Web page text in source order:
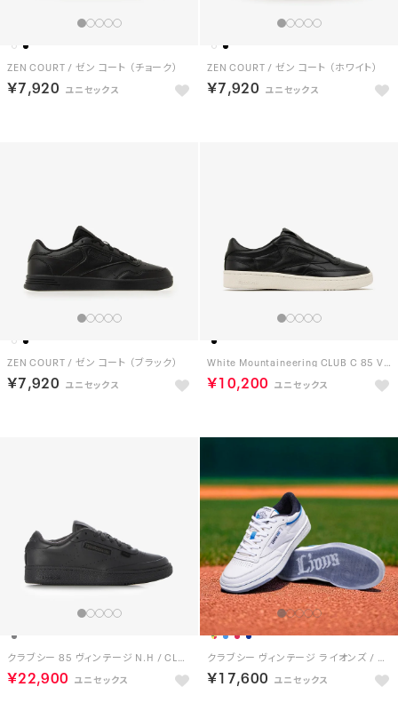
ZEN COURT / ゼン コート （チョーク）
￥7,920
ZEN COURT / ゼン コート （ホワイト）
￥7,920
ZEN COURT / ゼン コート （ブラック）
￥7,920
White Mountaineering CLUB C 85 VINTAGE （BL）
￥10,200
クラブシー 85 ヴィンテージ N.H / CLUB C 85 VINTAGE N.H（チャコール）
￥22,900
クラブシー ヴィンテージ ライオンズ / CLUB C 85 VINTAGE LIONS
￥17,600